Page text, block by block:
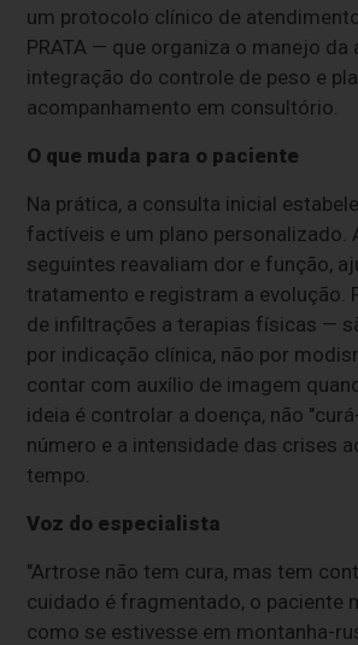
um protocolo clínico de
PRATA — que organiza o manejo da
integração do controle de peso e
acompanhamento em consultório.
O que muda para o paciente
Na prática, a consulta inicial
factíveis e um plano personalizado.
seguintes reavaliam dor e função,
tratamento e registram a evolução.
de infiltrações a terapias físicas —
por indicação clínica, não por
contar com auxílio de imagem
ideia é controlar a doença, não
número e a intensidade das crises
tempo.
Voz do especialista
"Artrose não tem cura, mas tem
cuidado é fragmentado, o paciente
como se estivesse em montanha-